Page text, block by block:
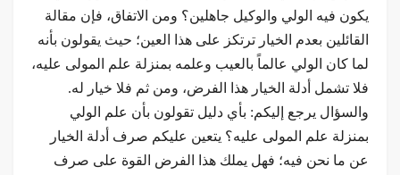
يكون فيه الولي والوكيل جاهلين؟ ومن الاتفاق، فإن مقالة
القائلين بعدم الخيار ترتكز على هذا العین؛ حيث يقولون بأنه
لما كان الولي عالماً بالعيب وعلمه بمنزلة علم المولى عليه،
فلا تشمل أدلة الخيار هذا الفرض، ومن ثم فلا خيار له.
والسؤال يرجع إليكم: بأي دليل تقولون بأن علم الولي
بمنزلة علم المولى عليه؟ يتعين عليكم صرف أدلة الخيار
عن ما نحن فيه؛ فهل يملك هذا الفرض القوة على صرف